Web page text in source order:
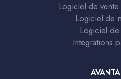
Logiciel de
Logiciel de
Logiciel de
Intégrations